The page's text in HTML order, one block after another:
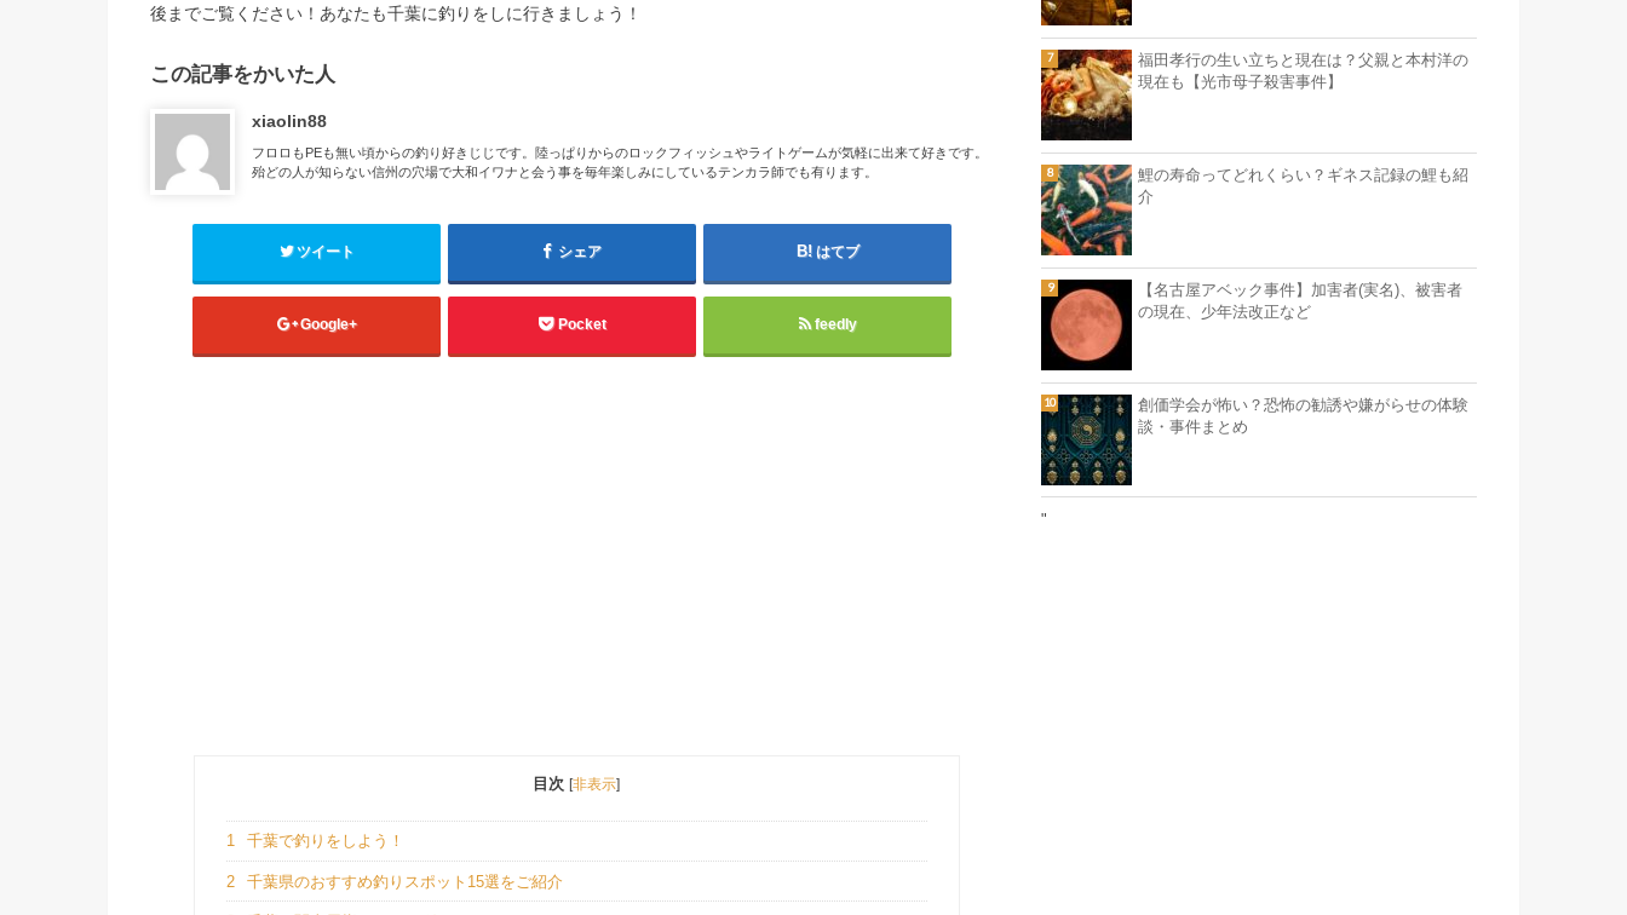
後までご覧ください！あなたも千葉に釣りをしに行きましょう！
この記事をかいた人
xiaolin88
フロロもPEも無い頃からの釣り好きじじです。陸っぱりからのロックフィッシュやライトゲームが気軽に出来て好きです。
殆どの人が知らない信州の穴場で大和イワナと会う事を毎年楽しみにしているテンカラ師でも有ります。
ツイート シェア はてブ
Google+ Pocket feedly
目次 [非表示]
1 千葉で釣りをしよう！
2 千葉県のおすすめ釣りスポット15選をご紹介
福田孝行の生い立ちと現在は？父親と本村洋の
現在も【光市母子殺害事件】
鯉の寿命ってどれくらい？ギネス記録の鯉も紹
介
【名古屋アベック事件】加害者(実名)、被害者
の現在、少年法改正など
創価学会が怖い？恐怖の勧誘や嫌がらせの体験
談・事件まとめ
"